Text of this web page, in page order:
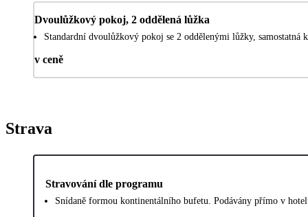
Dvoulůžkový pokoj, 2 oddělená lůžka
Standardní dvoulůžkový pokoj se 2 oddělenými lůžky, samostatná
v ceně
Strava
Stravování dle programu
Snídaně formou kontinentálního bufetu. Podávány přímo v